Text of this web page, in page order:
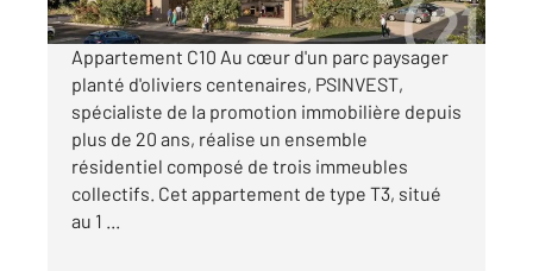
Appartement C10 Au cœur d'un parc paysager
planté d'oliviers centenaires, PSINVEST,
spécialiste de la promotion immobilière depuis
plus de 20 ans, réalise un ensemble
résidentiel composé de trois immeubles
collectifs. Cet appartement de type T3, situé
au 1 ...